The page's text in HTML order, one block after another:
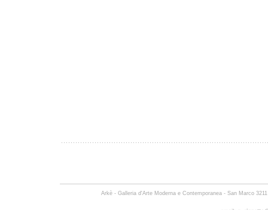
Arkè - Galleria d'Arte Moderna e Contemporanea - San Marco